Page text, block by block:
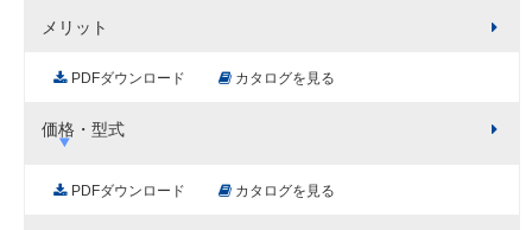
メリット
PDFダウンロード カタログを見る
価格・型式
PDFダウンロード カタログを見る